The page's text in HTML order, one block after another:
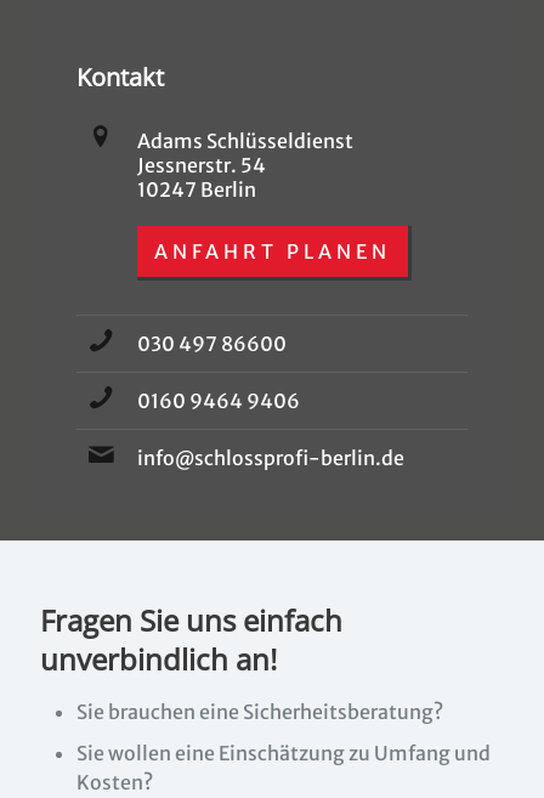
Kontakt
Adams Schlüsseldienst
Jessnerstr. 54
10247 Berlin
ANFAHRT PLANEN
030 497 86600
0160 9464 9406
info@schlossprofi-berlin.de
Fragen Sie uns einfach
unverbindlich an!
Sie brauchen eine Sicherheitsberatung?
Sie wollen eine Einschätzung zu Umfang und
Kosten?